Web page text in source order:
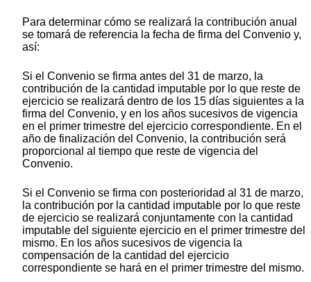
Para determinar cómo se realizará la contribución anual
se tomará de referencia la fecha de firma del Convenio y,
así:
Si el Convenio se firma antes del 31 de marzo, la
contribución de la cantidad imputable por lo que reste de
ejercicio se realizará dentro de los 15 días siguientes a la
firma del Convenio, y en los años sucesivos de vigencia
en el primer trimestre del ejercicio correspondiente. En el
año de finalización del Convenio, la contribución será
proporcional al tiempo que reste de vigencia del
Convenio.
Si el Convenio se firma con posterioridad al 31 de marzo,
la contribución por la cantidad imputable por lo que reste
de ejercicio se realizará conjuntamente con la cantidad
imputable del siguiente ejercicio en el primer trimestre del
mismo. En los años sucesivos de vigencia la
compensación de la cantidad del ejercicio
correspondiente se hará en el primer trimestre del mismo.